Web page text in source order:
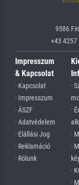
9586
+43 4257
Impresszum
& Kapcsolat
· Kapcsolat
· Impresszum
· ÁSZF
· Adatvédelem
· Elállási Jog
· Reklamáció
· Rólunk
·
·
·
·
·
·